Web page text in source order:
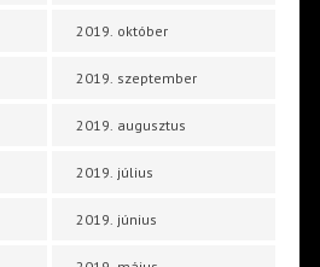
2019. október
2019. szeptember
2019. augusztus
2019. július
2019. június